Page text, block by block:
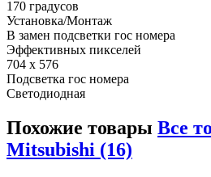
170 градусов
Установка/Монтаж
В замен подсветки гос номера
Эффективных пикселей
704 x 576
Подсветка гос номера
Светодиодная
Похожие товары Все
Mitsubishi (16)